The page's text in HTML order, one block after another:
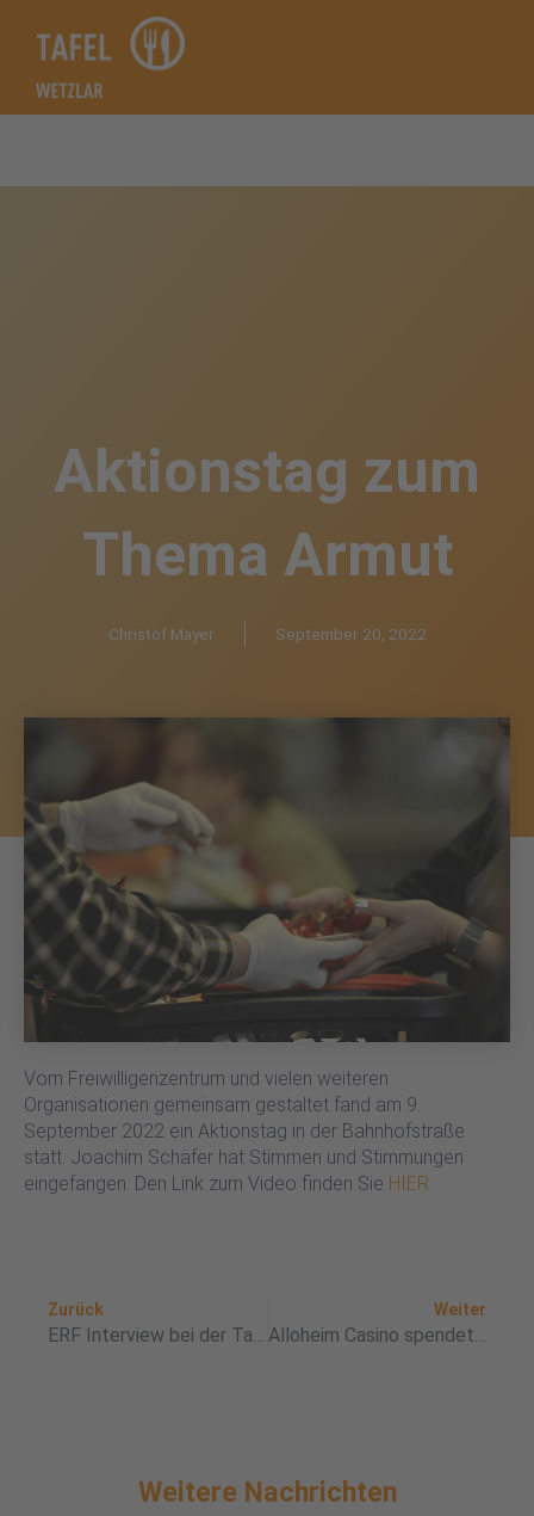
springen
Aktionstag zum
Thema Armut
Christof Mayer September 20, 2022
Vom Freiwilligenzentrum und vielen weiteren
Organisationen gemeinsam gestaltet fand am 9.
September 2022 ein Aktionstag in der Bahnhofstraße
statt. Joachim Schäfer hat Stimmen und Stimmungen
eingefangen. Den Link zum Video finden Sie HIER
Zurück Weiter
Weitere Nachrichten